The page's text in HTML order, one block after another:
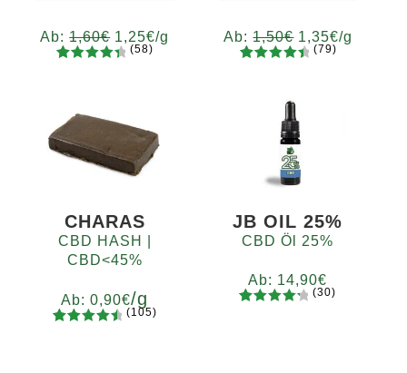
Ab:1,60€ 1,25€/g
von 5,
basieren
d auf
Kundenb
(58)
Ab:1,50€ 1,35€/g
von 5,
basieren
d auf
Kundenb
ewertung
(79)
CHARAS
CBD HASH |
CBD<45%
Ab:0,90€/g
(105)
JB OIL 25%
CBD Öl 25%
Ab: 14,90€
(30)